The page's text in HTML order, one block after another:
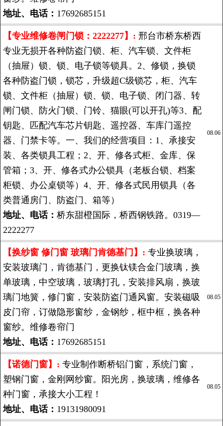
地址、电话： 17692685151
【专业维修卷闸门锁：2222277】: 邢台市桥东桥西
专业无损开各种防盗门锁、柜、汽车锁、文件柜
（抽屉）锁、锁、电子锁等锁具。2、修锁，换锁
各种防盗门锁，锁芯，升级超C级锁芯，柜、汽车
锁、文件柜（抽屉）锁、锁、电子锁、闭门器、转
闸门锁、防火门锁、门铃、猫眼(可以开孔)等3、配
钥匙、匹配汽车芯片钥匙、遥控器、车库门遥控
器、门禁卡等。一、我们的经营项目：1、承接安
装、各类锁具工程；2、开、修各式柜、金库、保
管箱；3、开、修各式办公锁具（老板台锁、档案
柜锁、办公桌锁等）4、开、修各式民用锁具（各
类普通房门、防盗门、箱等）
地址、电话： 桥东甜橙国际，桥西钢铁路。0319—
2222277
08.06
【换纱窗 修门窗 玻璃门肯德基门】: 专业换玻璃，
安装玻璃门，肯德基门，更换钛镁合金门玻璃，换
单玻璃，中空玻璃，玻璃打孔，安装排风扇，换玻
璃门地簧，修门窗，安装防盗门通风窗。安装磁吸
皮门帘，订做隐形窗纱，金钢纱，框中框，换各种
窗纱。维修卷帘门
地址、电话： 17692685151
08.05
【诺德门窗】: 专业制作断桥铝门窗，系统门窗，
塑钢门窗，金刚网纱窗。阳光房，换玻璃，维修各
种门窗，承接大小工程！
地址、电话： 19131980091
08.05